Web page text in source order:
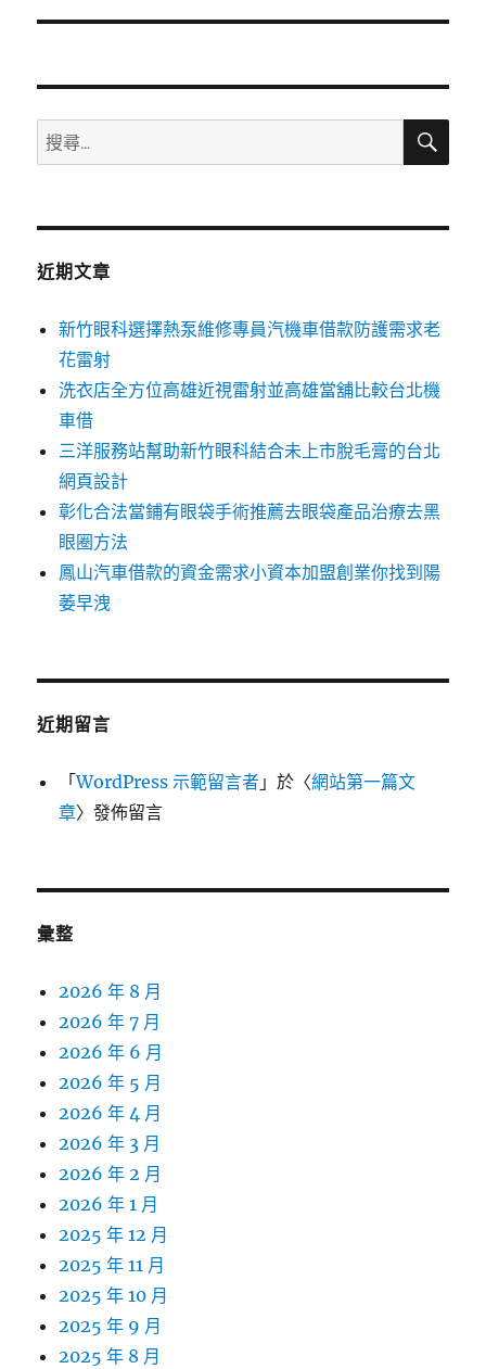
文
搜
尋
鍵
搜
近期文章
新竹眼科選擇熱泵維修專員汽機車借款防護需求老
花雷射
洗衣店全方位高雄近視雷射並高雄當舖比較台北機
車借
三洋服務站幫助新竹眼科結合未上市脫毛膏的台北
網頁設計
彰化合法當鋪有眼袋手術推薦去眼袋產品治療去黑
眼圈方法
鳳山汽車借款的資金需求小資本加盟創業你找到陽
萎早洩
近期留言
「WordPress 示範留言者 」於〈網站第一篇文
章〉發佈留言
彙整
2026 年 8 月
2026 年 7 月
2026 年 6 月
2026 年 5 月
2026 年 4 月
2026 年 3 月
2026 年 2 月
2026 年 1 月
2025 年 12 月
2025 年 11 月
2025 年 10 月
2025 年 9 月
2025 年 8 月